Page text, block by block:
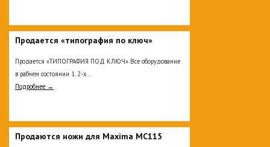
Продается «типография по ключ»
Продается «ТИПОГРАФИЯ ПОД КЛЮЧ» Все оборудование
в рабчем состоянии 1. 2-х...
Подробнее →
Продаются ножи для Maxima MC115